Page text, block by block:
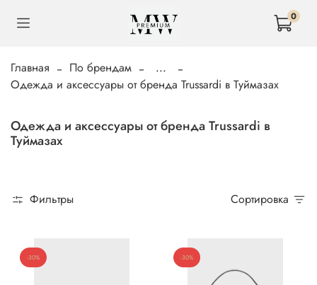
0
Главная По брендам
...
Одежда и аксессуары от бренда Trussardi в Туймазах
Одежда и аксессуары от бренда Trussardi в
Туймазах
Фильтры Сортировка
-30% -30%